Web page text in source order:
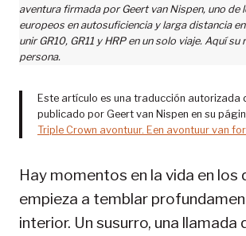
aventura firmada por Geert van Nispen, uno de
europeos en autosuficiencia y larga distancia
unir GR10, GR11 y HRP en un solo viaje. Aquí
persona.
Este artículo es una traducción autorizada
publicado por Geert van Nispen en su
Triple Crown avontuur. Een avontuur van
Hay momentos en la vida en los
empieza a temblar
interior. Un susurro, una llamada